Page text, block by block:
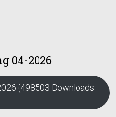
04-2026
(498503 Downloads